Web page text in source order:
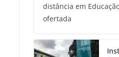
distância em
ofertada